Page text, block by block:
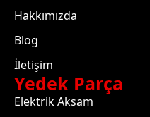
Hakkımızda
Blog
İletişim
Yedek Parça
Elektrik Aksam